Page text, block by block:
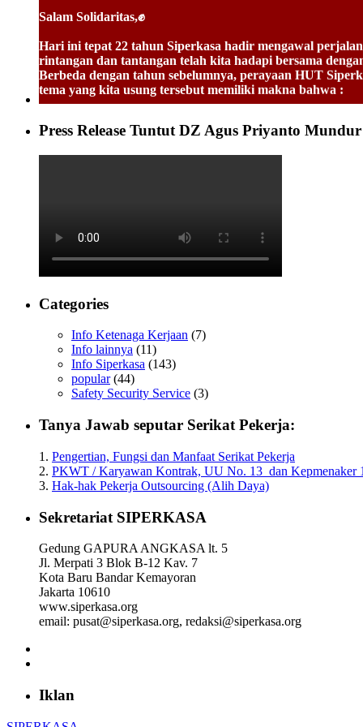
rintangan dan tantangan telah kita hadapi bersama
Berbeda dengan tahun sebelumnya, perayaan HUT
tema yang kita usung tersebut memiliki makna bahwa :
TOGETHERNESS:
ketika kita sedang menghadapi tantangan yang sangat
Dalam berjuang tentu kita tidak bisa berjalan sendiri.
SOLIDARITY:
Kekuatan terbesar dari sebuah Serikat Pekerja adalah
soliditas diantara Pengurus dan anggota dan sebaliknya.
Karena itu para anggota pengurus dan anggota
tindakan untuk kemajuan harus terus kita selaraskan
Dirgahayu Siperkasa ke 22, Semoga Allah SWT Tuhan
PERUSAHAAN MAJU KARYAWAN SEJAHTERA.
Solidaritas Forever.
--02Dec2021--
Press Release Tuntut DZ Agus Priyanto Mundur
Categories
Info Ketenaga Kerjaan (7)
Info lainnya (11)
Info Siperkasa (143)
popular(44)
Safety Security Service (3)
Tanya Jawab seputar Serikat Pekerja:
1. Pengertian, Fungsi dan Manfaat Serikat Pekerja
2. PKWT / Karyawan Kontrak, UU No. 13 dan Kepmenaker
3. Hak-hak Pekerja Outsourcing (Alih Daya)
Sekretariat SIPERKASA
Gedung GAPURA ANGKASA lt. 5
Jl. Merpati 3 Blok B-12 Kav. 7
Kota Baru Bandar Kemayoran
Jakarta 10610
www.siperkasa.org
email: pusat@siperkasa.org, redaksi@siperkasa.org
Iklan